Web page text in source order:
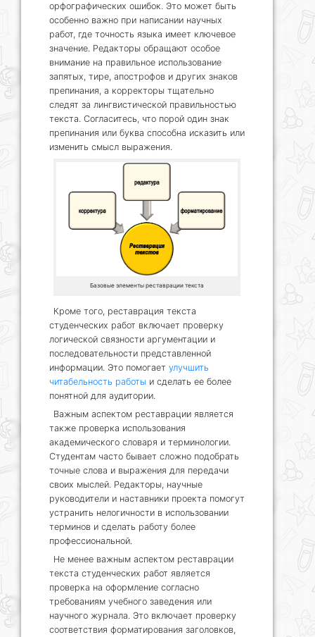
орфографических ошибок. Это может быть
особенно важно при написании научных
работ, где точность языка имеет ключевое
значение. Редакторы обращают особое
внимание на правильное использование
запятых, тире, апострофов и других знаков
препинания, а корректоры тщательно
следят за лингвистической правильностью
текста. Согласитесь, что порой один знак
препинания или буква способна исказить или
изменить смысл выражения.
Базовые элементы реставрации текста
Кроме того, реставрация текста
студенческих работ включает проверку
логической связности аргументации и
последовательности представленной
информации. Это помогает улучшить
читабельность работы и сделать ее более
понятной для аудитории.
Важным аспектом реставрации является
также проверка использования
академического словаря и терминологии.
Студентам часто бывает сложно подобрать
точные слова и выражения для передачи
своих мыслей. Редакторы, научные
руководители и наставники проекта помогут
устранить нелогичности в использовании
терминов и сделать работу более
профессиональной.
Не менее важным аспектом реставрации
текста студенческих работ является
проверка на оформление согласно
требованиям учебного заведения или
научного журнала. Это включает проверку
соответствия форматирования заголовков,